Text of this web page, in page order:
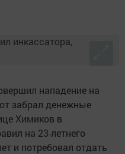
нападение на
забрал денежные
Химиков в
на 23-летнего
и потребовал отдать